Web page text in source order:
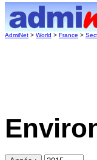
AdmiNet > World > France >